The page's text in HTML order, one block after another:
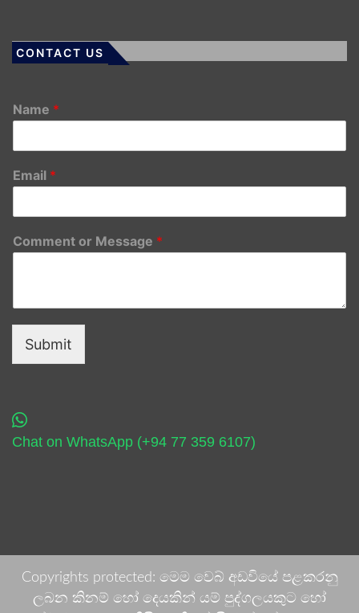
CONTACT US
Name *
Email *
Comment or Message *
Submit
Chat on WhatsApp (+94 77 359 6107)
Copyrights protected: මෙම වෙබ් අඩවියේ පළකරනු
ලබන කිනම් හෝ දෙයකින් යම් පුද්ගලයකුට හෝ